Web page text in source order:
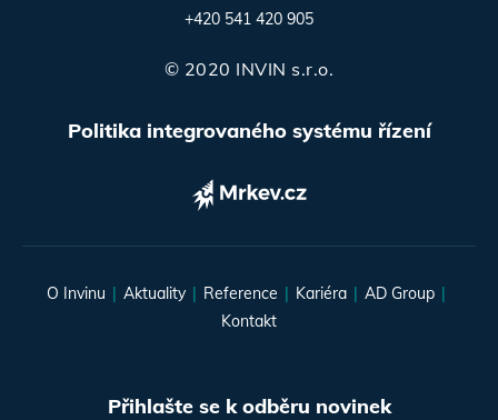
+420 541 420 905
© 2020 INVIN s.r.o.
Politika integrovaného systému řízení
O Invinu Aktuality Reference Kariéra
AD Group
Kontakt
Přihlašte se k odběru novinek